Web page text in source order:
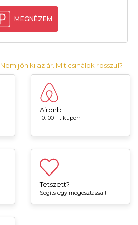
MEGNÉZEM
Nem jön ki az ár. Mit csinálok rosszul?
Airbnb
10.100 Ft kupon
Tetszett?
Segíts egy megosztással!